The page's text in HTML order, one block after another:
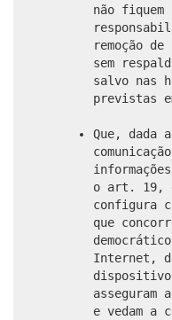
não
remoção
sem
salvo nas
previstas
Que, dada
o art. 19,
configura
que
Internet,
asseguram
e vedam a